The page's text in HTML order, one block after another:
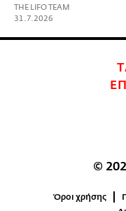
THE LIFO TEAM
31.7.2026
©
Όροι χρήσης